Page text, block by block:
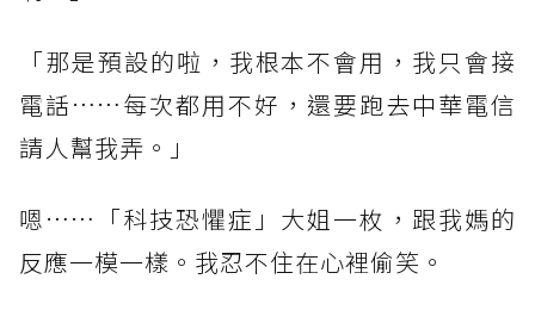
「那是預設的啦，我根本不會用，我只會接
電話……每次都用不好，還要跑去中華電信
請人幫我弄。」
嗯……「科技恐懼症」大姐一枚，跟我媽的
反應一模一樣。我忍不住在心裡偷笑。